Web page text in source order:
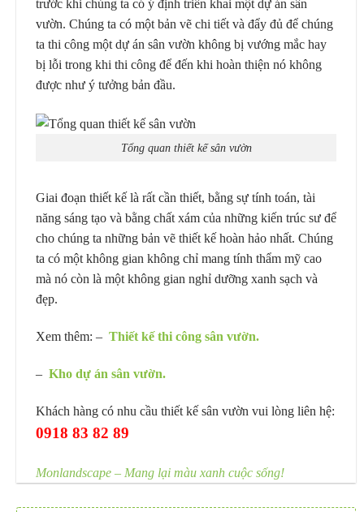
trước khi chúng ta có ý định triển khai một dự án sân
vườn. Chúng ta có một bản vẽ chi tiết và đẩy đủ để chúng
ta thi công một dự án sân vườn không bị vướng mắc hay
bị lỗi trong khi thi công để đến khi hoàn thiện nó không
được như ý tưởng bản đầu.
Tổng quan thiết kế sân vườn
Giai đoạn thiết kế là rất cần thiết, bằng sự tính toán, tài
năng sáng tạo và bằng chất xám của những kiến trúc sư để
cho chúng ta những bản vẽ thiết kế hoàn hảo nhất. Chúng
ta có một không gian không chỉ mang tính thẩm mỹ cao
mà nó còn là một không gian nghỉ dưỡng xanh sạch và
đẹp.
Xem thêm: – Thiết kế thi công sân vườn.
– Kho dự án sân vườn.
Khách hàng có nhu cầu thiết kế sân vườn vui lòng liên hệ:
0918 83 82 89
Monlandscape – Mang lại màu xanh cuộc sống!